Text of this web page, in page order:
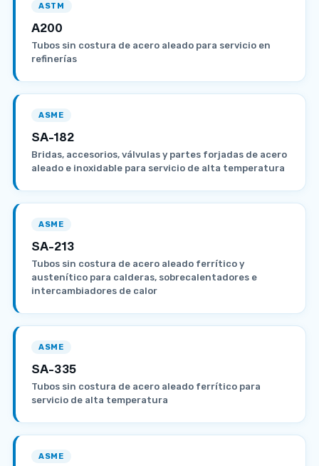
ASTM
A200
Tubos sin costura de acero aleado para servicio en
refinerías
ASME
SA-182
Bridas, accesorios, válvulas y partes forjadas de acero
aleado e inoxidable para servicio de alta temperatura
ASME
SA-213
Tubos sin costura de acero aleado ferrítico y
austenítico para calderas, sobrecalentadores e
intercambiadores de calor
ASME
SA-335
Tubos sin costura de acero aleado ferrítico para
servicio de alta temperatura
ASME